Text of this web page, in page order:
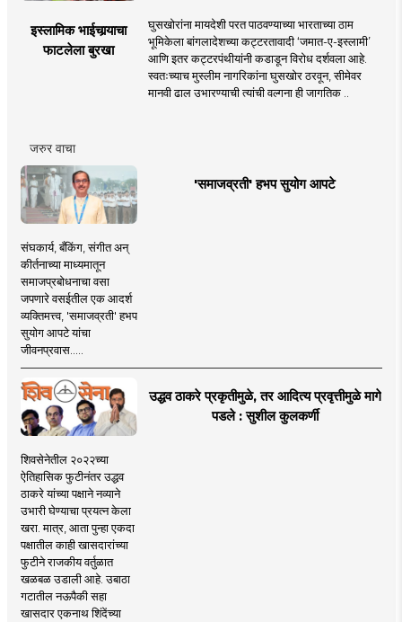
इस्लामिक भाईचार्‍याचा
फाटलेला बुरखा
घुसखोरांना मायदेशी परत पाठवण्याच्या भारताच्या ठाम
भूमिकेला बांगलादेशच्या कट्टरतावादी ‘जमात-ए-इस्लामी’
आणि इतर कट्टरपंथीयांनी कडाडून विरोध दर्शवला आहे.
स्वतःच्याच मुस्लीम नागरिकांना घुसखोर ठरवून, सीमेवर
मानवी ढाल उभारण्याची त्यांची वल्गना ही जागतिक ..
जरुर वाचा
'समाजव्रती' हभप सुयोग आपटे
संघकार्य, बँकिंग, संगीत अन्
कीर्तनाच्या माध्यमातून
समाजप्रबोधनाचा वसा
जपणारे वसईतील एक आदर्श
व्यक्तिमत्त्व, 'समाजव्रती' हभप
सुयोग आपटे यांचा
जीवनप्रवास.....
उद्धव ठाकरे प्रकृतीमुळे, तर आदित्य प्रवृत्तीमुळे मागे
पडले : सुशील कुलकर्णी
शिवसेनेतील २०२२च्या
ऐतिहासिक फुटीनंतर उद्धव
ठाकरे यांच्या पक्षाने नव्याने
उभारी घेण्याचा प्रयत्न केला
खरा. मात्र, आता पुन्हा एकदा
पक्षातील काही खासदारांच्या
फुटीने राजकीय वर्तुळात
खळबळ उडाली आहे. उबाठा
गटातील नऊपैकी सहा
खासदार एकनाथ शिंदेंच्या